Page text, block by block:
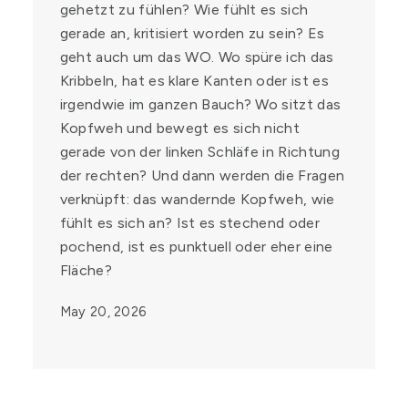
gehetzt zu fühlen? Wie fühlt es sich
gerade an, kritisiert worden zu sein? Es
geht auch um das WO. Wo spüre ich das
Kribbeln, hat es klare Kanten oder ist es
irgendwie im ganzen Bauch? Wo sitzt das
Kopfweh und bewegt es sich nicht
gerade von der linken Schläfe in Richtung
der rechten? Und dann werden die Fragen
verknüpft: das wandernde Kopfweh, wie
fühlt es sich an? Ist es stechend oder
pochend, ist es punktuell oder eher eine
Fläche?
May 20, 2026